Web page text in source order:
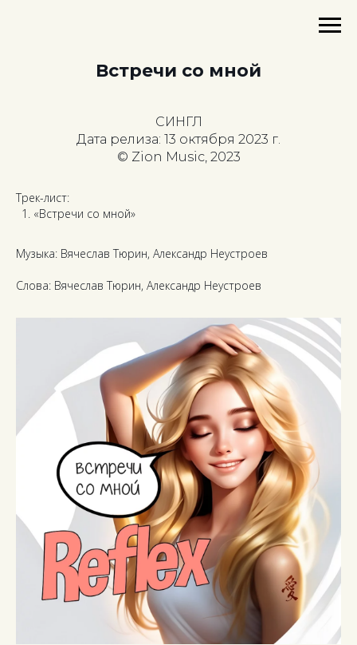
Встречи со мной
СИНГЛ
Дата релиза: 13 октября 2023 г.
© Zion Music, 2023
Трек-лист:
«Встречи со мной»
Музыка: Вячеслав Тюрин, Александр Неустроев
Слова: Вячеслав Тюрин, Александр Неустроев